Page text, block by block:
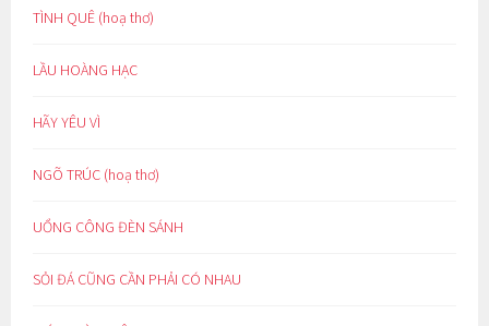
TÌNH QUÊ (hoạ thơ)
LẦU HOÀNG HẠC
HÃY YÊU VÌ
NGÕ TRÚC (hoạ thơ)
UỔNG CÔNG ĐÈN SÁNH
SỎI ĐÁ CŨNG CẦN PHẢI CÓ NHAU